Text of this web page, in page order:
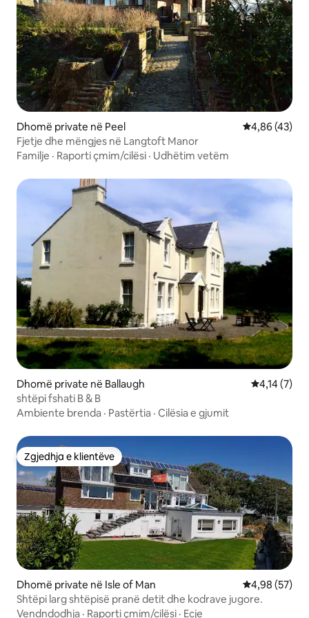
Dhomë private në Peel Vlerësimi
4,86 (43)
Fjetje dhe mëngjes në Langtoft Manor
Familje · Raporti çmim/cilësi · Udhëtim vetëm
Dhomë private në Ballaugh Vlerësimi
4,14 (7)
shtëpi fshati B & B
Ambiente brenda · Pastërtia · Cilësia e gjumit
Zgjedhja e klientëve
Zgjedhja e klientëve
Dhomë private në Isle of Man Vlerësimi
4,98 (57)
Shtëpi larg shtëpisë pranë detit dhe kodrave jugore.
Vendndodhja · Raporti çmim/cilësi · Ecje